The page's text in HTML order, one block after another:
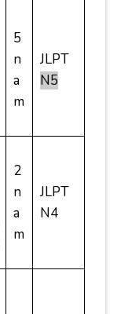
5
n
a
m
JLPT
N5
2
n
a
m
JLPT
N4